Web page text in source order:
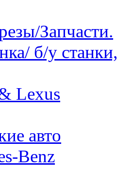
Запчасти.
б/у
Lexus
авто
Benz